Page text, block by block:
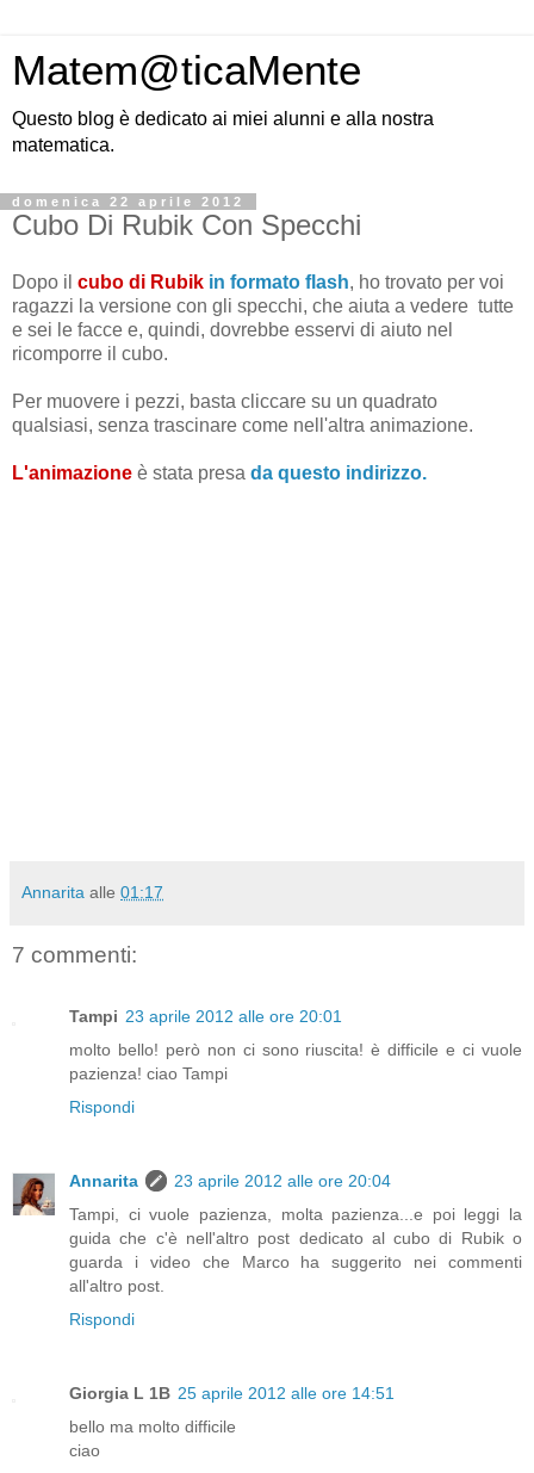
Matem@ticaMente
Questo blog è dedicato ai miei alunni e alla nostra
matematica.
domenica 22 aprile 2012
Cubo Di Rubik Con Specchi
Dopo il cubo di Rubik in formato flash, ho trovato per voi
ragazzi la versione con gli specchi, che aiuta a vedere tutte
e sei le facce e, quindi, dovrebbe esservi di aiuto nel
ricomporre il cubo.
Per muovere i pezzi, basta cliccare su un quadrato
qualsiasi, senza trascinare come nell'altra animazione.
L'animazione è stata presa da questo indirizzo.
Annarita alle 01:17
7 commenti:
Tampi 23 aprile 2012 alle ore 20:01
molto bello! però non ci sono riuscita! è difficile e ci vuole
pazienza! ciao Tampi
Rispondi
Annarita
23 aprile 2012 alle ore 20:04
Tampi, ci vuole pazienza, molta pazienza...e poi leggi la
guida che c'è nell'altro post dedicato al cubo di Rubik o
guarda i video che Marco ha suggerito nei commenti
all'altro post.
Rispondi
Giorgia L 1B 25 aprile 2012 alle ore 14:51
bello ma molto difficile
ciao